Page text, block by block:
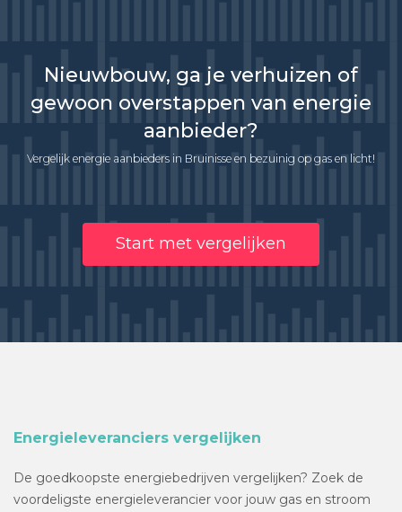
Nieuwbouw, ga je verhuizen of
gewoon overstappen van energie
aanbieder?
Vergelijk energie aanbieders in Bruinisse en bezuinig op gas en licht!
Start met vergelijken
Energieleveranciers vergelijken
De goedkoopste energiebedrijven vergelijken? Zoek de
voordeligste energieleverancier voor jouw gas en stroom